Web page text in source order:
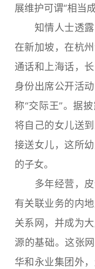
展维护可谓“相当成
知情人士透露
在新加坡，在杭
通话和上海话，
身份出席公开活
称“交际王”。据
将自己的女儿送
接送女儿，这所
的子女。
多年经营，皮
有关联业务的内
关系网，并成为
源的基础。这张
华和永业集团外